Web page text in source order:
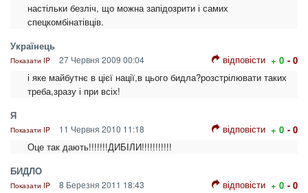
настільки безліч, що можна запідозрити і самих
спецкомбінатівців.
Українець
Показати IP 27 Червня 2009 00:04 відповісти + 0 - 0
і яке майбутнє в цієї нації,в цього бидла?розстрілювати таких
треба,зразу і при всіх!
Я
Показати IP 11 Червня 2010 11:18 відповісти + 0 - 0
Оце так дають!!!!!!!ДИБІЛИ!!!!!!!!!!!
БИДЛО
Показати IP 8 Березня 2011 18:43 відповісти + 0 - 0